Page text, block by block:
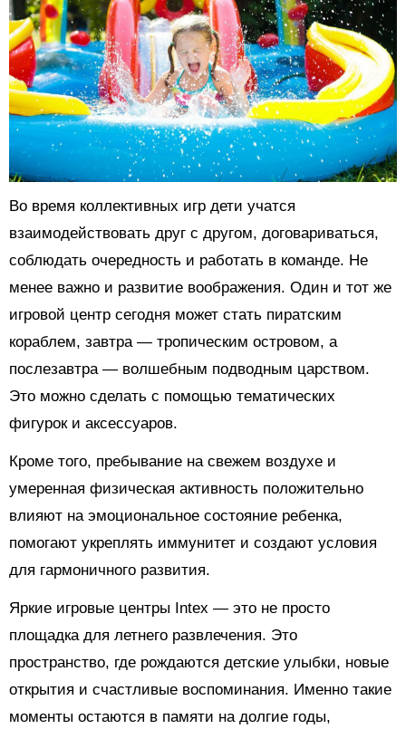
Во время коллективных игр дети учатся
взаимодействовать друг с другом, договариваться,
соблюдать очередность и работать в команде. Не
менее важно и развитие воображения. Один и тот же
игровой центр сегодня может стать пиратским
кораблем, завтра — тропическим островом, а
послезавтра — волшебным подводным царством.
Это можно сделать с помощью тематических
фигурок и аксессуаров.
Кроме того, пребывание на свежем воздухе и
умеренная физическая активность положительно
влияют на эмоциональное состояние ребенка,
помогают укреплять иммунитет и создают условия
для гармоничного развития.
Яркие игровые центры Intex — это не просто
площадка для летнего развлечения. Это
пространство, где рождаются детские улыбки, новые
открытия и счастливые воспоминания. Именно такие
моменты остаются в памяти на долгие годы,